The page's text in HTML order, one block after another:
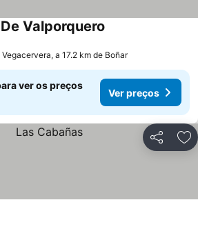
Valporquero
Vegacervera, a 17.2 km de Boñar
ver os preços
Ver preços
Partilhar